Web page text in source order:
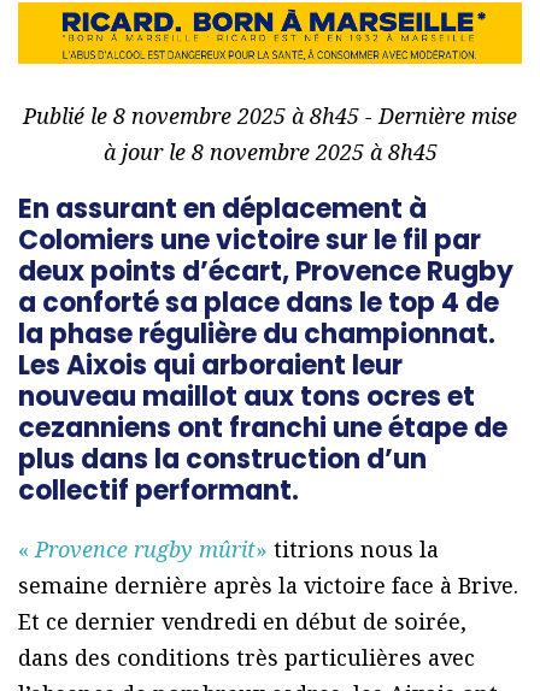
Publié le 8 novembre 2025 à 8h45 - Dernière mise
à jour le 8 novembre 2025 à 8h45
En assurant en déplacement à
Colomiers une victoire sur le fil par
deux points d’écart, Provence Rugby
a conforté sa place dans le top 4 de
la phase régulière du championnat.
Les Aixois qui arboraient leur
nouveau maillot aux tons ocres et
cezanniens ont franchi une étape de
plus dans la construction d’un
collectif performant.
«Provence rugby mûrit» titrions nous la
semaine dernière après la victoire face à Brive.
Et ce dernier vendredi en début de soirée,
dans des conditions très particulières avec